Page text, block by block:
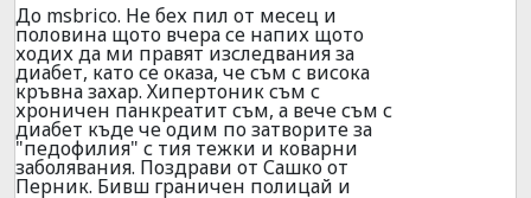
До msbrico. Не бех пил от месец и
половина щото вчера се напих щото
ходих да ми правят изследвания за
диабет, като се оказа, че съм с висока
кръвна захар. Хипертоник съм с
хроничен панкреатит съм, а вече съм с
диабет къде че одим по затворите за
"педофилия" с тия тежки и коварни
заболявания. Поздрави от Сашко от
Перник. Бивш граничен полицай и